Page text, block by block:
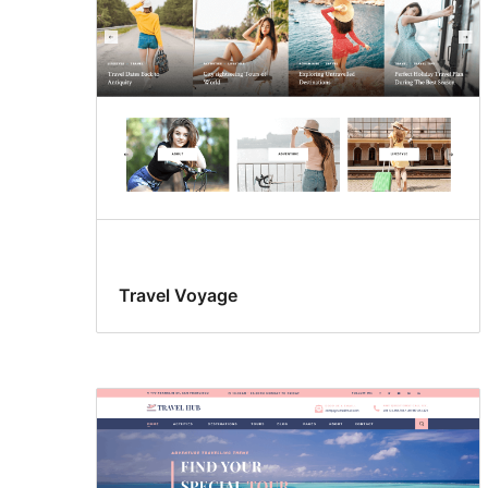
Travel Voyage